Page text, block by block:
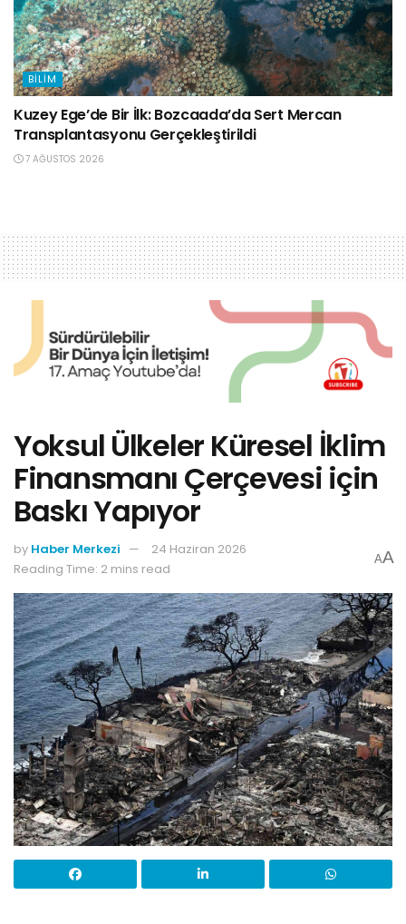
BILIM
Kuzey Ege’de Bir İlk: Bozcaada’da Sert Mercan
Transplantasyonu Gerçekleştirildi
7 AĞUSTOS 2026
Yoksul Ülkeler Küresel İklim
Finansmanı Çerçevesi için
Baskı Yapıyor
by Haber Merkezi
24 Haziran 2026
Reading Time: 2 mins read
AA